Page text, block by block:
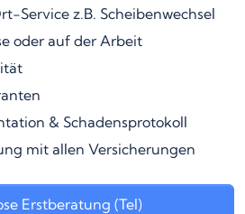
Service z.B. Scheibenwechsel
oder auf der Arbeit
& Schadensprotokoll
mit allen Versicherungen
Erstberatung (Tel)